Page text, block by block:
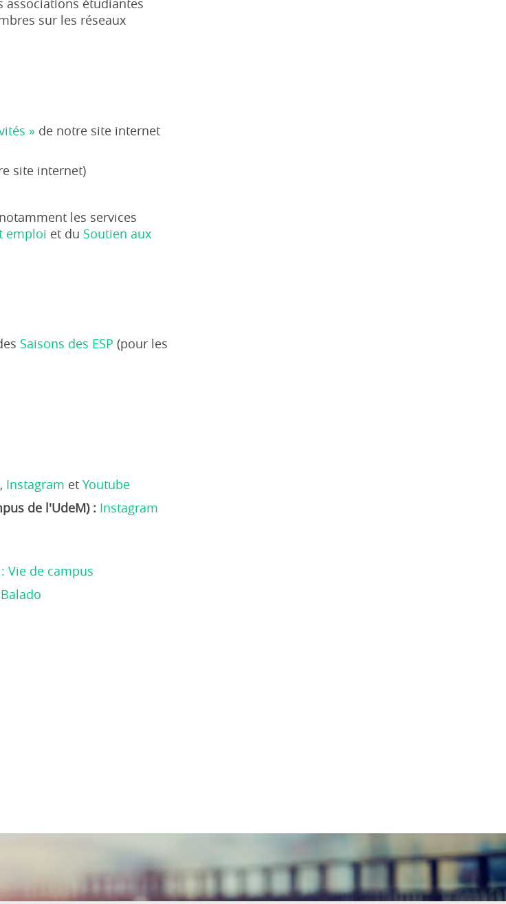
associations étudiantes
sur les réseaux
» de notre site internet
site internet)
les services
emploi et du Soutien aux
Saisons des ESP (pour les
, Instagram et Youtube
de l'UdeM) : Instagram
Vie de campus
Balado